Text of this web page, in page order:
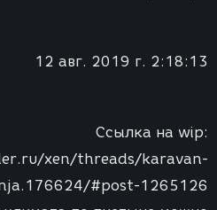
12 авг. 2019 г. 2:18:13
Ссылка на wip:
xen/threads/karavan-
#post-1265126